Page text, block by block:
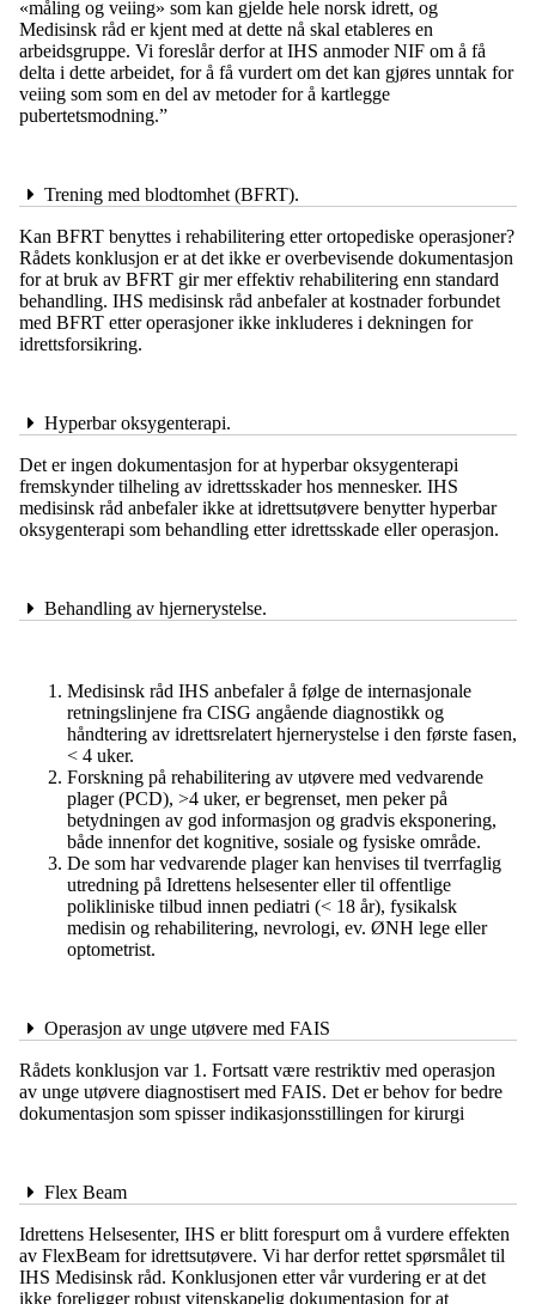
«måling og veiing» som kan gjelde hele norsk idrett, og
Medisinsk råd er kjent med at dette nå skal etableres en
arbeidsgruppe. Vi foreslår derfor at IHS anmoder NIF om å få
delta i dette arbeidet, for å få vurdert om det kan gjøres unntak for
veiing som som en del av metoder for å kartlegge
pubertetsmodning.”
Trening med blodtomhet (BFRT).
Kan BFRT benyttes i rehabilitering etter ortopediske operasjoner?
Rådets konklusjon er at det ikke er overbevisende dokumentasjon
for at bruk av BFRT gir mer effektiv rehabilitering enn standard
behandling. IHS medisinsk råd anbefaler at kostnader forbundet
med BFRT etter operasjoner ikke inkluderes i dekningen for
idrettsforsikring.
Hyperbar oksygenterapi.
Det er ingen dokumentasjon for at hyperbar oksygenterapi
fremskynder tilheling av idrettsskader hos mennesker. IHS
medisinsk råd anbefaler ikke at idrettsutøvere benytter hyperbar
oksygenterapi som behandling etter idrettsskade eller operasjon.
Behandling av hjernerystelse.
Medisinsk råd IHS anbefaler å følge de internasjonale
retningslinjene fra CISG angående diagnostikk og
håndtering av idrettsrelatert hjernerystelse i den første fasen,
< 4 uker.
Forskning på rehabilitering av utøvere med vedvarende
plager (PCD), >4 uker, er begrenset, men peker på
betydningen av god informasjon og gradvis eksponering,
både innenfor det kognitive, sosiale og fysiske område.
De som har vedvarende plager kan henvises til tverrfaglig
utredning på Idrettens helsesenter eller til offentlige
polikliniske tilbud innen pediatri (< 18 år), fysikalsk
medisin og rehabilitering, nevrologi, ev. ØNH lege eller
optometrist.
Operasjon av unge utøvere med FAIS
Rådets konklusjon var 1. Fortsatt være restriktiv med operasjon
av unge utøvere diagnostisert med FAIS. Det er behov for bedre
dokumentasjon som spisser indikasjonsstillingen for kirurgi
Flex Beam
Idrettens Helsesenter, IHS er blitt forespurt om å vurdere effekten
av FlexBeam for idrettsutøvere. Vi har derfor rettet spørsmålet til
IHS Medisinsk råd. Konklusjonen etter vår vurdering er at det
ikke foreligger robust vitenskapelig dokumentasjon for at